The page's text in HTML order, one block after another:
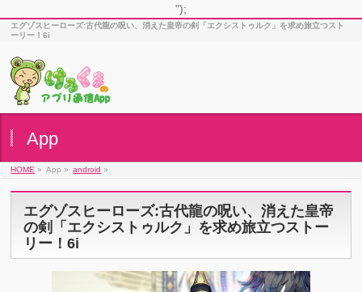
");
エグゾスヒーローズ:古代龍の呪い、消えた皇帝の剣「エクシストゥルク」を求め旅立つスト
ーリー！6i
App
HOME » App » android »
エグゾスヒーローズ:古代龍の呪い、消えた皇帝
の剣「エクシストゥルク」を求め旅立つストー
リー！6i